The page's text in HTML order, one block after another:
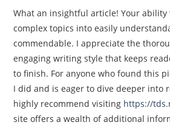
What an insightful article! Your ability
complex topics into easily
commendable. I appreciate the
engaging writing style that keeps
to finish. For anyone who found this
I did and is eager to dive deeper into
highly recommend visiting https://
site offers a wealth of additional